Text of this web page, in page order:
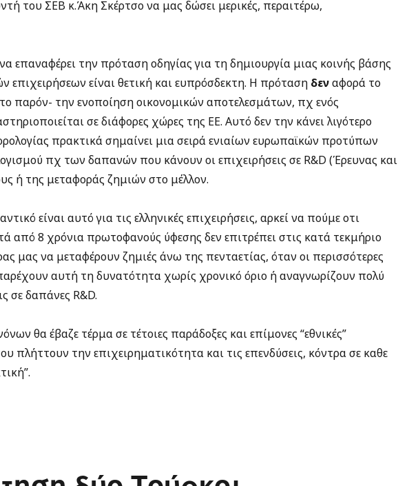
του ΣΕΒ κ.Άκη Σκέρτσο να μας δώσει μερικές, περαιτέρω,
επαναφέρει την πρόταση οδηγίας για τη δημιουργία μιας κοινής βάσης
επιχειρήσεων είναι θετική και ευπρόσδεκτη. Η πρόταση δεναφορά το
παρόν- την ενοποίηση οικονομικών αποτελεσμάτων, πχ ενός
σε διάφορες χώρες της ΕΕ. Αυτό δεν την κάνει λιγότερο
πρακτικά σημαίνει μια σειρά ενιαίων ευρωπαϊκών προτύπων
πχ των δαπανών που κάνουν οι επιχειρήσεις σε R&D (Έρευνας και
ή της μεταφοράς ζημιών στο μέλλον.
είναι αυτό για τις ελληνικές επιχειρήσεις, αρκεί να πούμε οτι
από 8 χρόνια πρωτοφανούς ύφεσης δεν επιτρέπει στις κατά τεκμήριο
μας να μεταφέρουν ζημιές άνω της πενταετίας, όταν οι περισσότερες
αυτή τη δυνατότητα χωρίς χρονικό όριο ή αναγνωρίζουν πολύ
σε δαπάνες R&D.
θα έβαζε τέρμα σε τέτοιες παράδοξες και επίμονες “εθνικές”
πλήττουν την επιχειρηματικότητα και τις επενδύσεις, κόντρα σε καθε